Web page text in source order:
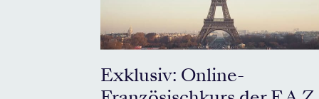
Exklusiv: Online-